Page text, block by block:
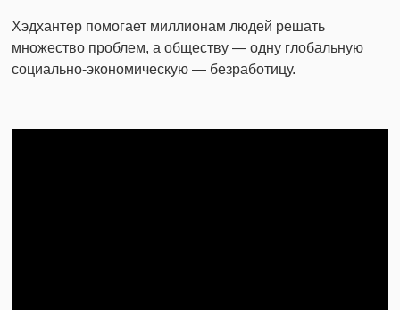
Хэдхантер помогает миллионам людей решать
множество проблем, а обществу — одну глобальную
социально-экономическую — безработицу.